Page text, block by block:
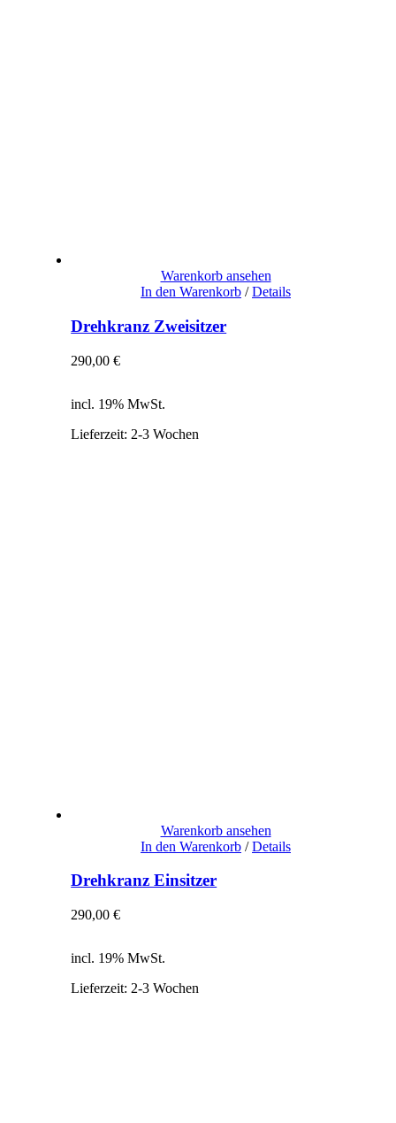
Warenkorb ansehen
In den Warenkorb / Details
Drehkranz Zweisitzer
290,00€
incl. 19% MwSt.
Lieferzeit: 2-3 Wochen
Warenkorb ansehen
In den Warenkorb / Details
Drehkranz Einsitzer
290,00€
incl. 19% MwSt.
Lieferzeit: 2-3 Wochen